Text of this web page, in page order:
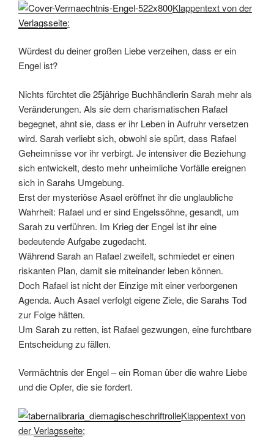
Klappentext von der
Verlagsseite:
Würdest du deiner großen Liebe verzeihen, dass er ein
Engel ist?
Nichts fürchtet die 25jährige Buchhändlerin Sarah mehr als
Veränderungen. Als sie dem charismatischen Rafael
begegnet, ahnt sie, dass er ihr Leben in Aufruhr versetzen
wird. Sarah verliebt sich, obwohl sie spürt, dass Rafael
Geheimnisse vor ihr verbirgt. Je intensiver die Beziehung
sich entwickelt, desto mehr unheimliche Vorfälle ereignen
sich in Sarahs Umgebung.
Erst der mysteriöse Asael eröffnet ihr die unglaubliche
Wahrheit: Rafael und er sind Engelssöhne, gesandt, um
Sarah zu verführen. Im Krieg der Engel ist ihr eine
bedeutende Aufgabe zugedacht.
Während Sarah an Rafael zweifelt, schmiedet er einen
riskanten Plan, damit sie miteinander leben können.
Doch Rafael ist nicht der Einzige mit einer verborgenen
Agenda. Auch Asael verfolgt eigene Ziele, die Sarahs Tod
zur Folge hätten.
Um Sarah zu retten, ist Rafael gezwungen, eine furchtbare
Entscheidung zu fällen.
Vermächtnis der Engel – ein Roman über die wahre Liebe
und die Opfer, die sie fordert.
Klappentext von
derVerlagsseite: